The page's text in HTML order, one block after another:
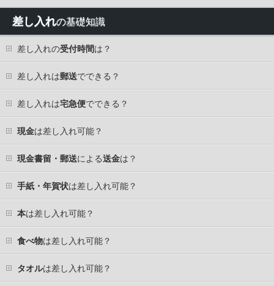
差し入れの基礎知識
差し入れの受付時間は？
差し入れは郵送でできる？
差し入れは宅急便でできる？
現金は差し入れ可能？
現金書留・郵送による送金は？
手紙・年賀状は差し入れ可能？
本は差し入れ可能？
食べ物は差し入れ可能？
タオルは差し入れ可能？